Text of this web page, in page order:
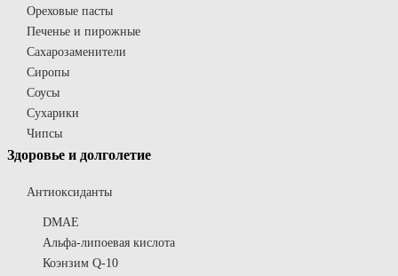
Ореховые пасты
Печенье и пирожные
Сахарозаменители
Сиропы
Соусы
Сухарики
Чипсы
Здоровье и долголетие
Антиоксиданты
DMAE
Альфа-липоевая кислота
Коэнзим Q-10